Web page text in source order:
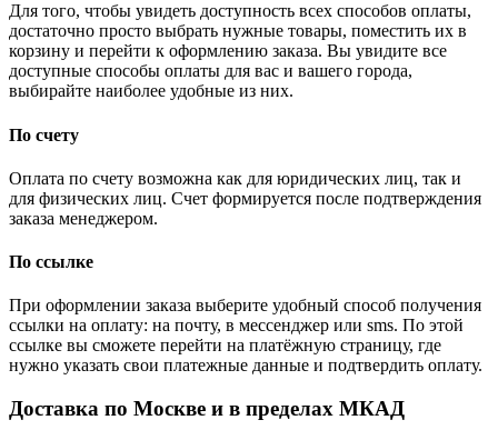
Для того, чтобы увидеть доступность всех способов оплаты,
достаточно просто выбрать нужные товары, поместить их в
корзину и перейти к оформлению заказа. Вы увидите все
доступные способы оплаты для вас и вашего города,
выбирайте наиболее удобные из них.
По счету
Оплата по счету возможна как для юридических лиц, так и
для физических лиц. Счет формируется после подтверждения
заказа менеджером.
По ссылке
При оформлении заказа выберите удобный способ получения
ссылки на оплату: на почту, в мессенджер или sms. По этой
ссылке вы сможете перейти на платёжную страницу, где
нужно указать свои платежные данные и подтвердить оплату.
Доставка по Москве и в пределах МКАД